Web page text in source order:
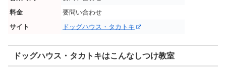
料金
要問い合わせ
サイト
ドッグハウス・タカトキ
ドッグハウス・タカトキはこんなしつけ教室